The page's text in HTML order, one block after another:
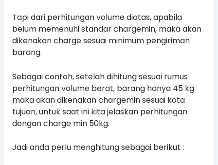
Tapi dari perhitungan volume diatas, apabila
belum memenuhi standar chargemin, maka akan
dikenakan charge sesuai minimum pengiriman
barang.
Sebagai contoh, setelah dihitung sesuai rumus
perhitungan volume berat, barang hanya 45 kg
maka akan dikenakan chargemin sesuai kota
tujuan, untuk saat ini kita jelaskan perhitungan
dengan charge min 50kg.
Jadi anda perlu menghitung sebagai berikut :